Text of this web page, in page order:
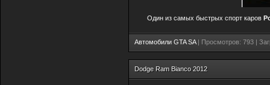
Один из самых быстрых спорт каров
Автомобили GTA SA| Просмотров: 793 |
Dodge Ram Bianco 2012